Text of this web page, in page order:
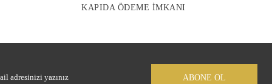
KAPIDA ÖDEME İMKANI
ABONE OL